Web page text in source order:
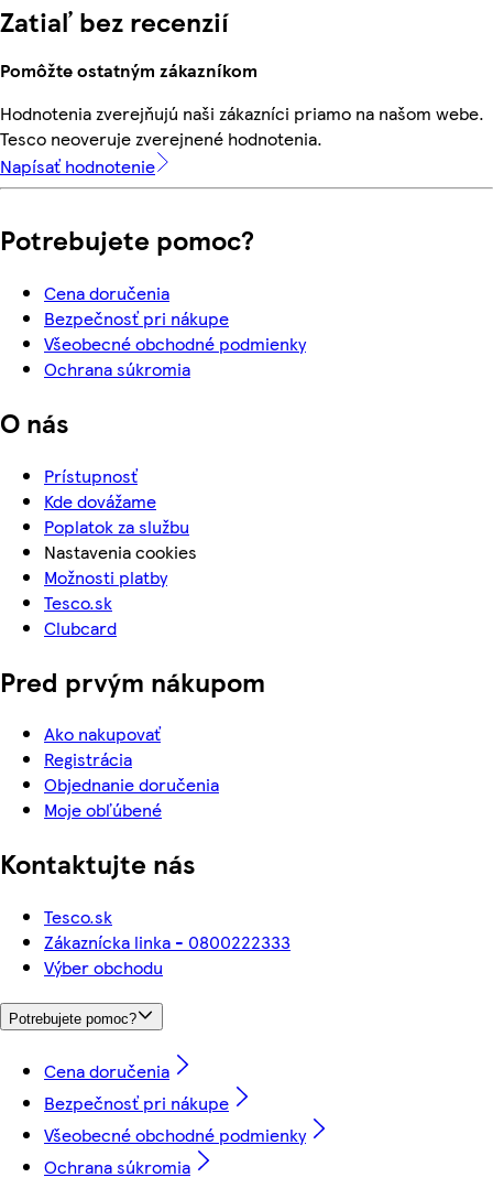
Zatiaľ bez recenzií
Pomôžte ostatným zákazníkom
Hodnotenia zverejňujú naši zákazníci priamo na našom webe.
Tesco neoveruje zverejnené hodnotenia.
Napísať hodnotenie
Potrebujete pomoc?
Cena doručenia
Bezpečnosť pri nákupe
Všeobecné obchodné podmienky
Ochrana súkromia
O nás
Prístupnosť
Kde dovážame
Poplatok za službu
Nastavenia cookies
Možnosti platby
Tesco.sk
Clubcard
Pred prvým nákupom
Ako nakupovať
Registrácia
Objednanie doručenia
Moje obľúbené
Kontaktujte nás
Tesco.sk
Zákaznícka linka - 0800222333
Výber obchodu
Potrebujete pomoc?
Cena doručenia
Bezpečnosť pri nákupe
Všeobecné obchodné podmienky
Ochrana súkromia